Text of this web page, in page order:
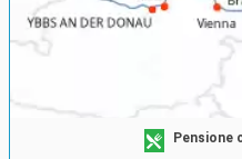
Pensione